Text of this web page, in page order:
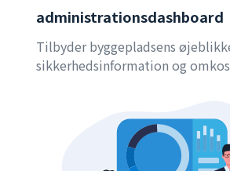
administrationsdashboard
Tilbyder byggepladsens
sikkerhedsinformation og